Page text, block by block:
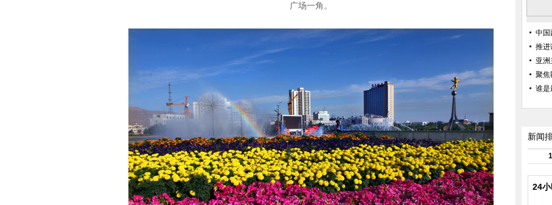
广场一角。
中国
推进
亚
聚焦
谁是
新闻
24